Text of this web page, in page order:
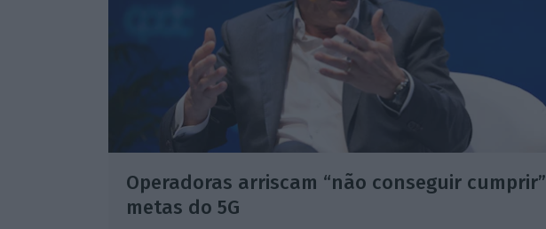
Operadoras arriscam “não conseguir cumprir”
metas do 5G